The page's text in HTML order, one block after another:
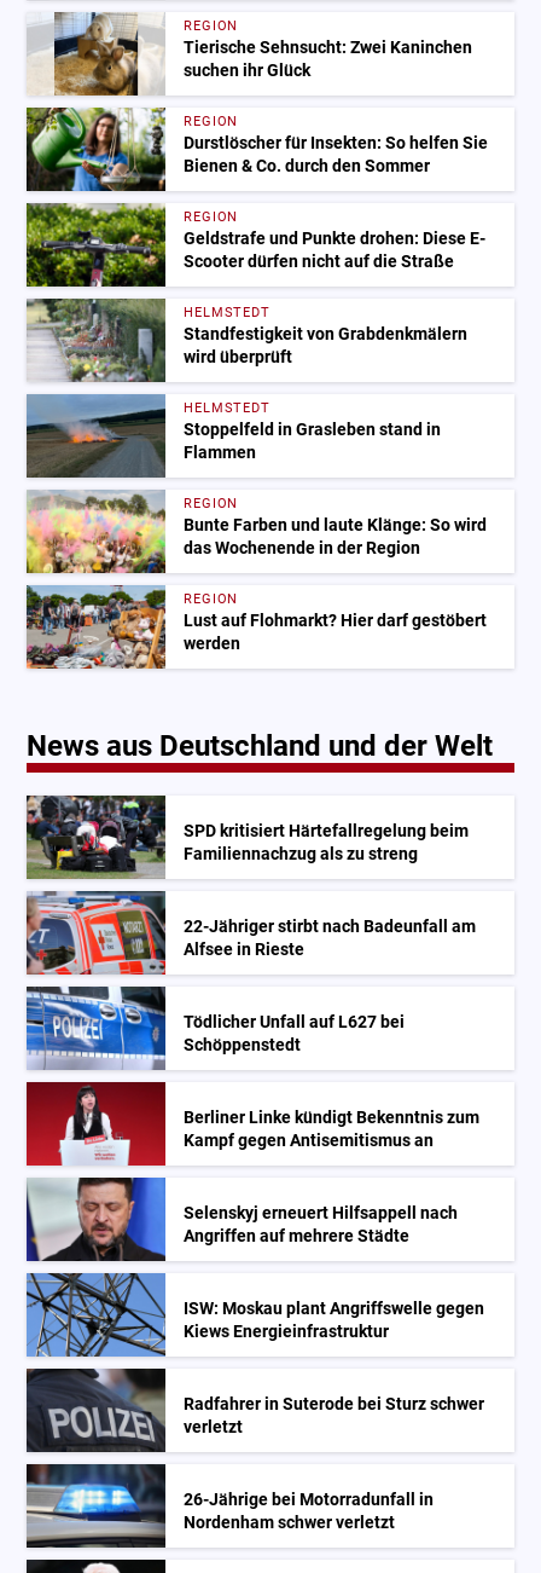
REGION
Tierische Sehnsucht: Zwei Kaninchen
suchen ihr Glück
REGION
Durstlöscher für Insekten: So helfen Sie
Bienen & Co. durch den Sommer
REGION
Geldstrafe und Punkte drohen: Diese E-
Scooter dürfen nicht auf die Straße
HELMSTEDT
Standfestigkeit von Grabdenkmälern
wird überprüft
HELMSTEDT
Stoppelfeld in Grasleben stand in
Flammen
REGION
Bunte Farben und laute Klänge: So wird
das Wochenende in der Region
REGION
Lust auf Flohmarkt? Hier darf gestöbert
werden
News aus Deutschland und der Welt
SPD kritisiert Härtefallregelung beim
Familiennachzug als zu streng
22-Jähriger stirbt nach Badeunfall am
Alfsee in Rieste
Tödlicher Unfall auf L627 bei
Schöppenstedt
Berliner Linke kündigt Bekenntnis zum
Kampf gegen Antisemitismus an
Selenskyj erneuert Hilfsappell nach
Angriffen auf mehrere Städte
ISW: Moskau plant Angriffswelle gegen
Kiews Energieinfrastruktur
Radfahrer in Suterode bei Sturz schwer
verletzt
26-Jährige bei Motorradunfall in
Nordenham schwer verletzt